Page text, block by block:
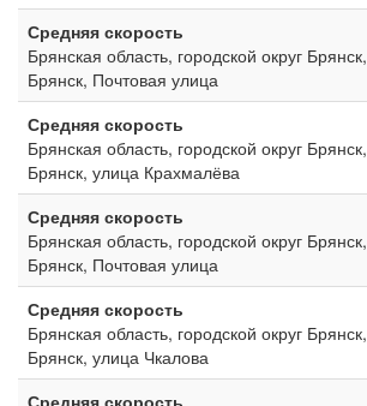
Средняя скорость
Брянская область, городской округ Брянск,
Брянск, Почтовая улица
Средняя скорость
Брянская область, городской округ Брянск,
Брянск, улица Крахмалёва
Средняя скорость
Брянская область, городской округ Брянск,
Брянск, Почтовая улица
Средняя скорость
Брянская область, городской округ Брянск,
Брянск, улица Чкалова
Средняя скорость